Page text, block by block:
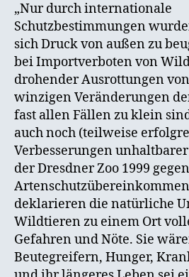
„Nur durch internationale
Schutzbestimmungen
sich Druck von außen zu
bei Importverboten von
drohender Ausrottungen
winzigen Veränderungen
fast allen Fällen zu klein
auch noch (teilweise
Verbesserungen
der Dresdner Zoo 1999
deklarieren die natürliche
Wildtieren zu einem Ort
Gefahren und Nöte. Sie
Beutegreifern, Hunger,